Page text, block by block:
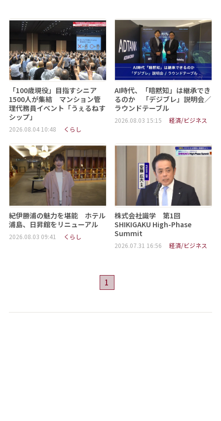
「100歳現役」目指すシニア
1500人が集結 マンション管
理代務員イベント「うぇるねす
シップ」
2026.08.04 10:48 くらし
AI時代、「暗黙知」は継承でき
るのか 「デジブレ」説明会／
ラウンドテーブル
2026.08.03 15:15 経済/ビジネス
紀伊勝浦の魅力を堪能 ホテル
浦島、日昇館をリニューアル
2026.08.03 09:41 くらし
株式会社識学 第1回
SHIKIGAKU High-Phase
Summit
2026.07.31 16:56 経済/ビジネス
1